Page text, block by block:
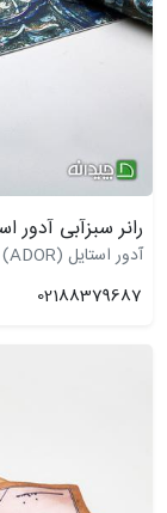
رانر سبزآبی آدور
آدور استایل (ADOR)
02188379687